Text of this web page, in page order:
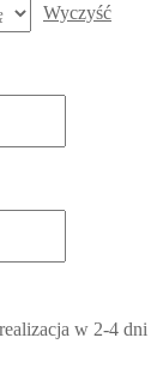
Wyczyść
w 2-4